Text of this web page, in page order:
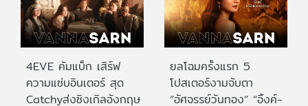
4EVE คัมแบ็ก เสิร์ฟ
ความแซ่บอินเตอร์ สุด
Catchyส่งซิงเกิลอังกฤษ
ยลโฉมครั้งแรก 5
โปสเตอร์งามจับตา
“อัศจรรย์วันทอง” “อิ้งค์-